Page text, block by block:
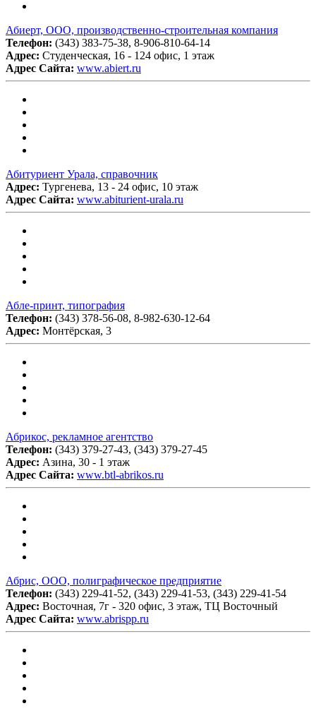
Абиерт, ООО, производственно-строительная компания
Телефон: (343) 383-75-38, 8-906-810-64-14
Адрес: Студенческая, 16 - 124 офис, 1 этаж
Адрес Сайта: www.abiert.ru
Абитуриент Урала, справочник
Адрес: Тургенева, 13 - 24 офис, 10 этаж
Адрес Сайта: www.abiturient-urala.ru
Абле-принт, типография
Телефон: (343) 378-56-08, 8-982-630-12-64
Адрес: Монтёрская, 3
Абрикос, рекламное агентство
Телефон: (343) 379-27-43, (343) 379-27-45
Адрес: Азина, 30 - 1 этаж
Адрес Сайта: www.btl-abrikos.ru
Абрис, ООО, полиграфическое предприятие
Телефон: (343) 229-41-52, (343) 229-41-53, (343) 229-41-54
Адрес: Восточная, 7г - 320 офис, 3 этаж, ТЦ Восточный
Адрес Сайта: www.abrispp.ru